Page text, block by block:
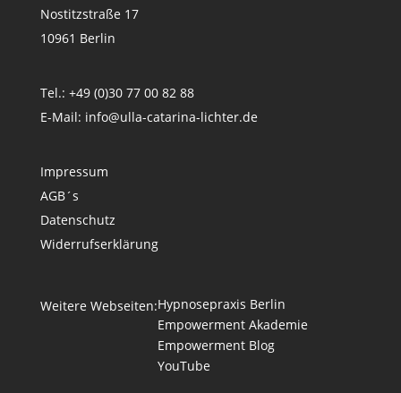
Nostitzstraße 17
10961 Berlin
Tel.: +49 (0)30 77 00 82 88
E-Mail: info@ulla-catarina-lichter.de
Impressum
AGB´s
Datenschutz
Widerrufserklärung
Weitere Webseiten:Hypnosepraxis Berlin
Empowerment Akademie
Empowerment Blog
YouTube